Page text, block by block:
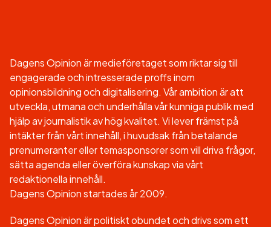
Dagens Opinion är medieföretaget som riktar sig till
engagerade och intresserade proffs inom
opinionsbildning och digitalisering. Vår ambition är att
utveckla, utmana och underhålla vår kunniga publik med
hjälp av journalistik av hög kvalitet. Vi lever främst på
intäkter från vårt innehåll, i huvudsak från betalande
prenumeranter eller temasponsorer som vill driva frågor,
sätta agenda eller överföra kunskap via vårt
redaktionella innehåll.
Dagens Opinion startades år 2009.
Dagens Opinion är politiskt obundet och drivs som ett